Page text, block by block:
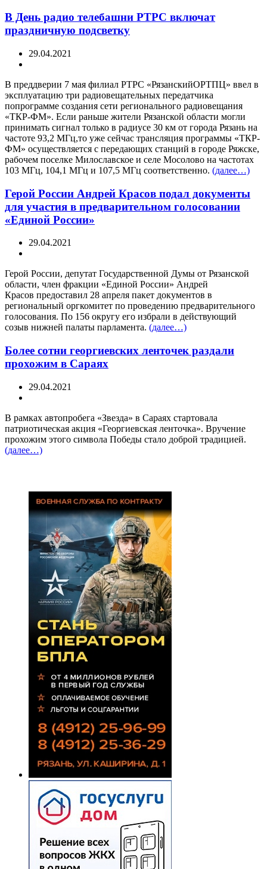
В День радио телебашни РТРС включат
праздничную подсветку
29.04.2021
В преддверии 7 мая филиал РТРС «РязанскийОРТПЦ» ввел в
эксплуатацию три радиовещательных передатчика
попрограмме создания сети регионального радиовещания
«ТКР-ФМ». Если раньше жители Рязанской области могли
принимать сигнал только в радиусе 30 км от города Рязань на
частоте 93,2 МГц,то уже сейчас трансляция программы «ТКР-
ФМ» осуществляется с передающих станций в городе Ряжске,
рабочем поселке Милославское и селе Мосолово на частотах
103 МГц, 104,1 МГц и 107,5 МГц соответственно. (далее…)
Герой России Андрей Красов подал документы
для участия в предварительном голосовании
«Единой России»
29.04.2021
Герой России, депутат Государственной Думы от Рязанской
области, член фракции «Единой России» Андрей
Красов предоставил 28 апреля пакет документов в
региональный оргкомитет по проведению предварительного
голосования. По 156 округу его избрали в действующий
созыв нижней палаты парламента. (далее…)
Более сотни георгиевских ленточек раздали
прохожим в Сараях
29.04.2021
В рамках автопробега «Звезда» в Сараях стартовала
патриотическая акция «Георгиевская ленточка». Вручение
прохожим этого символа Победы стало доброй традицией.
(далее…)